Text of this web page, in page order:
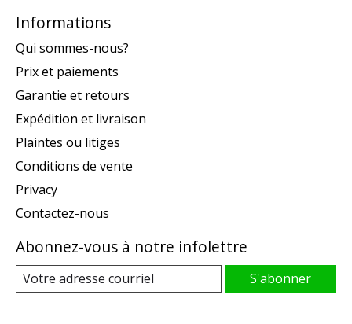
Informations
Qui sommes-nous?
Prix et paiements
Garantie et retours
Expédition et livraison
Plaintes ou litiges
Conditions de vente
Privacy
Contactez-nous
Abonnez-vous à notre infolettre
S'abonner